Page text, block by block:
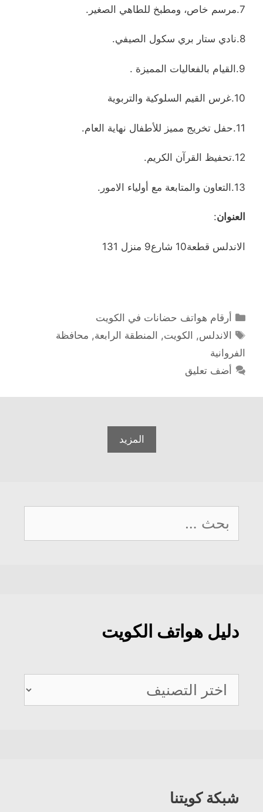
7.مرسم خاص، ومطبخ للطاهي الصغير.
8.نادي ستار بري سكول الصيفي.
9.القيام بالفعاليات المميزة .
10.غرس القيم السلوكية والتربوية
11.حفل تخريج مميز للأطفال نهاية العام.
12.تحفيظ القرآن الكريم.
13.التعاون والمتابعة مع أولياء الامور.
العنوان:
الاندلس قطعة10 شارع9 منزل 131
التصنيفات
أرقام هواتف حضانات في الكويت
الوسوم
الاندلس, الكويت, المنطقة الرابعة, محافظة
الفروانية
أضف تعليق
المزيد
البحث
عن:
دليل هواتف الكويت
دليل
هواتف
شبكة كويتنا